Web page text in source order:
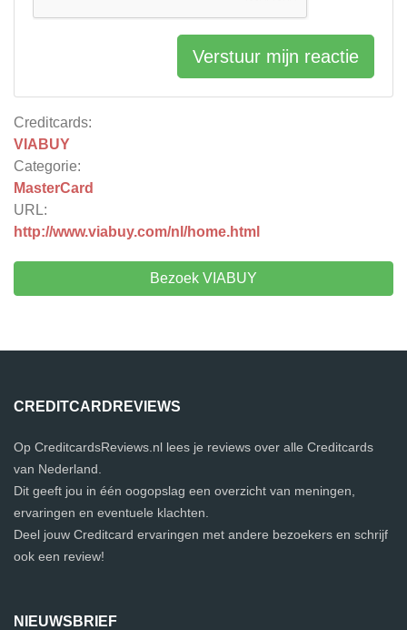
Creditcards:
VIABUY
Categorie:
MasterCard
URL:
http://www.viabuy.com/nl/home.html
Bezoek VIABUY
Verstuur mijn reactie
CREDITCARDREVIEWS
Op CreditcardsReviews.nl lees je reviews over alle Creditcards
van Nederland.
Dit geeft jou in één oogopslag een overzicht van meningen,
ervaringen en eventuele klachten.
Deel jouw Creditcard ervaringen met andere bezoekers en schrijf
ook een review!
NIEUWSBRIEF